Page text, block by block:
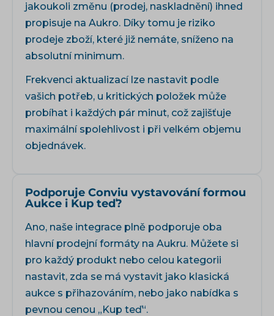
jakoukoli změnu (prodej, naskladnění) ihned
propisuje na Aukro. Díky tomu je riziko
prodeje zboží, které již nemáte, sníženo na
absolutní minimum.
Frekvenci aktualizací lze nastavit podle
vašich potřeb, u kritických položek může
probíhat i každých pár minut, což zajišťuje
maximální spolehlivost i při velkém objemu
objednávek.
Podporuje Conviu vystavování formou
Aukce i Kup teď?
Ano, naše integrace plně podporuje oba
hlavní prodejní formáty na Aukru. Můžete si
pro každý produkt nebo celou kategorii
nastavit, zda se má vystavit jako klasická
aukce s přihazováním, nebo jako nabídka s
pevnou cenou „Kup teď“.